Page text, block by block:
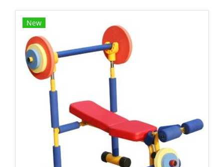
New